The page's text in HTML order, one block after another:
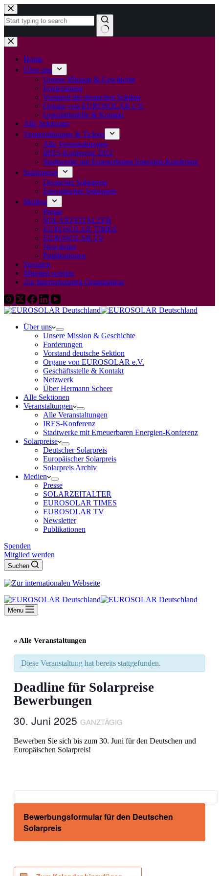
Zum
Inhalt
springen
Keine
Ergebnisse
Home
Über uns
Unsere Mission & Geschichte
Forderungen
Vorstand der deutschen Sektion
Organe von EUROSOLAR e.V.
Geschäftsstelle & Kontakt
Alle Sektionen
Veranstaltungen & Tickets
Alle Veranstaltungen
IRES-Konferenz 2022
Stadtwerke mit Erneuerbaren Energien-Konferenz
Solarpreise
Deutscher Solarpreis
Europäischer Solarpreis
Medien
Presse
SOLARZEITALTER
EUROSOLAR TIMES
EUROSOLAR TV
Newsletter
Publikationen
Spenden
Mitglied werden
Zur Internationalen Organisation
Über uns
Unsere Mission & Geschichte
Forderungen
Vorstand deutsche Sektion
Organe von EUROSOLAR e.V.
Geschäftsstelle & Kontakt
Netzwerk
Über Hermann Scheer
Alle Sektionen
Veranstaltungen
Alle Veranstaltungen
IRES-Konferenz
Stadtwerke mit Erneuerbaren Energien-Konferenz
Solarpreise
Deutscher Solarpreis
Europäischer Solarpreis
Solarpreis Archiv
Medien
Presse
SOLARZEITALTER
EUROSOLAR TIMES
EUROSOLAR TV
Newsletter
Publikationen
Spenden
Mitglied werden
Suchen
Menu
« Alle Veranstaltungen
Diese Veranstaltung hat bereits stattgefunden.
Deadline für Solarpreise
Bewerbungen
30. Juni 2025 GANZTÄGIG
Bewerben Sie sich bis zum 30. Juni für den Deutschen und
Europäischen Solarpreis!
Bewerbungsformular für den Deutschen
Solarpreis